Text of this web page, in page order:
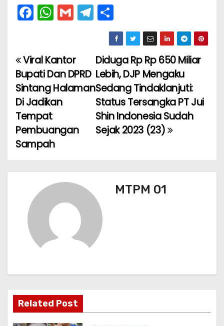
F
a
e
b
o
o
k
W
h
ts
A
p
p
G
m
l
T
el
gr
a
m
h
ar
e
N
a
v
i
g
a
s
Diduga Rp Rp 650 Miliar
Lebih, DJP Mengaku
Sedang Tindaklanjuti:
Status Tersangka PT Jui
Shin Indonesia Sudah
Sejak 2023 (23)
Viral Kantor
Bupati Dan DPRD
Sintang Halaman
Di Jadikan
Tempat
Pembuangan
Sampah
MTPM 01
Related Post